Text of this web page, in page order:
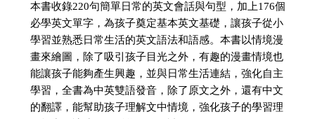
本書收錄220句簡單日常的英文會話與句型，加上176個
必學英文單字，為孩子奠定基本英文基礎，讓孩子從小
學習並熟悉日常生活的英文語法和語感。本書以情境漫
畫來繪圖，除了吸引孩子目光之外，有趣的漫畫情境也
能讓孩子能夠產生興趣，並與日常生活連結，強化自主
學習，全書為中英雙語發音，除了原文之外，還有中文
的翻譯，能幫助孩子理解文中情境，強化孩子的學習理